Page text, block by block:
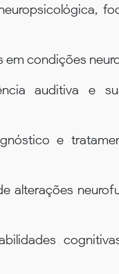
em condições
auditiva e
e
alterações